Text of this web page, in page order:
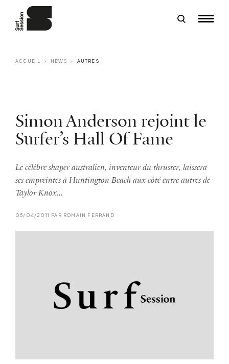
ACCUEIL NEWS AUTRES
Simon Anderson rejoint le
Surfer’s Hall Of Fame
Le célèbre shaper australien, inventeur du thruster, laissera
ses empreintes à Huntington Beach aux côté entre autres de
Taylor Knox...
05/04/2011 PAR ROMAIN FERRAND